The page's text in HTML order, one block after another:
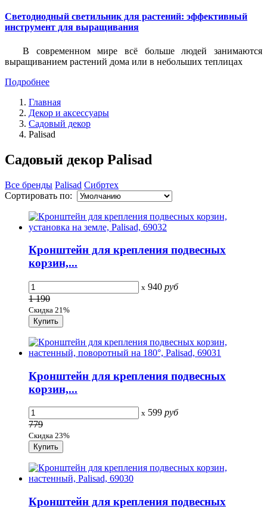
Светодиодный светильник для растений: эффективный
инструмент для выращивания
В современном мире всё больше людей занимаются
выращиванием растений дома или в небольших теплицах
Подробнее
Главная
Декор и аксессуары
Садовый декор
Palisad
Садовый декор Palisad
Все бренды Palisad Сибртех
Сортировать по:
Кронштейн для крепления подвесных
корзин,...
x 940 руб
1 190
Скидка 21%
Кронштейн для крепления подвесных
корзин,...
x 599 руб
779
Скидка 23%
Кронштейн для крепления подвесных